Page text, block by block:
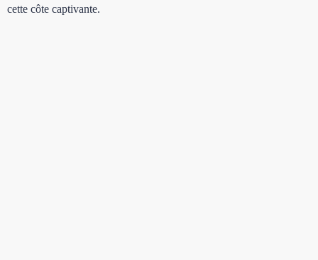
cette côte captivante.